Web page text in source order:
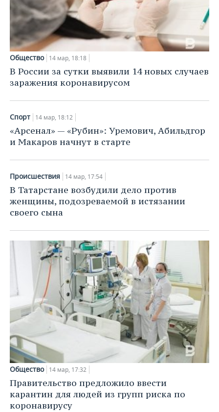
Общество 14 мар, 18:18
В России за сутки выявили 14 новых случаев
заражения коронавирусом
Спорт 14 мар, 18:12
«Арсенал» — «Рубин»: Уремович, Абильдгор
и Макаров начнут в старте
Происшествия 14 мар, 17:54
В Татарстане возбудили дело против
женщины, подозреваемой в истязании
своего сына
Общество 14 мар, 17:32
Правительство предложило ввести
карантин для людей из групп риска по
коронавирусу